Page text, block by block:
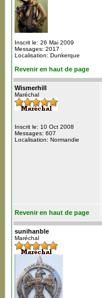
Inscrit le: 26 Mai 2009
Messages: 2017
Localisation: Dunkerque
Revenir en haut de page
Wismerhill
Maréchal
Inscrit le: 10 Oct 2008
Messages: 607
Localisation: Normandie
Revenir en haut de page
sunihanble
Maréchal